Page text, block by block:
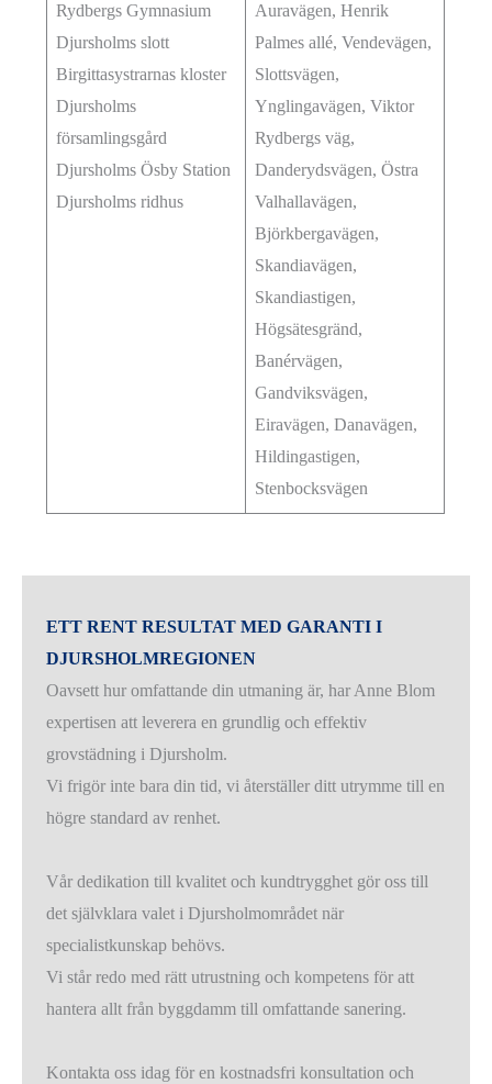
Rydbergs Gymnasium
Djursholms slott
Birgittasystrarnas kloster
Djursholms
församlingsgård
Djursholms Ösby Station
Djursholms ridhus
Auravägen, Henrik
Palmes allé, Vendevägen,
Slottsvägen,
Ynglingavägen, Viktor
Rydbergs väg,
Danderydsvägen, Östra
Valhallavägen,
Björkbergavägen,
Skandiavägen,
Skandiastigen,
Högsätesgränd,
Banérvägen,
Gandviksvägen,
Eiravägen, Danavägen,
Hildingastigen,
Stenbocksvägen
ETT RENT RESULTAT MED GARANTI I
DJURSHOLMREGIONEN
Oavsett hur omfattande din utmaning är, har Anne Blom
expertisen att leverera en grundlig och effektiv
grovstädning i Djursholm.
Vi frigör inte bara din tid, vi återställer ditt utrymme till en
högre standard av renhet.
Vår dedikation till kvalitet och kundtrygghet gör oss till
det självklara valet i Djursholmområdet när
specialistkunskap behövs.
Vi står redo med rätt utrustning och kompetens för att
hantera allt från byggdamm till omfattande sanering.
Kontakta oss idag för en kostnadsfri konsultation och